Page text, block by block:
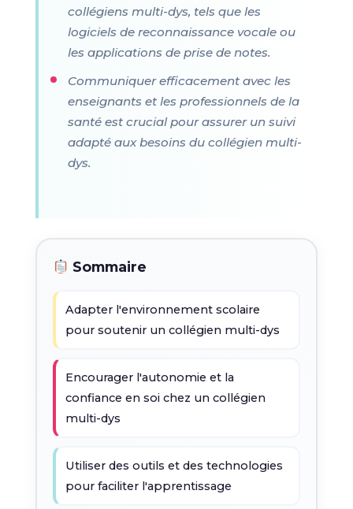
collégiens multi-dys, tels que les
logiciels de reconnaissance vocale ou
les applications de prise de notes.
Communiquer efficacement avec les
enseignants et les professionnels de la
santé est crucial pour assurer un suivi
adapté aux besoins du collégien multi-
dys.
Sommaire
Adapter l'environnement scolaire
pour soutenir un collégien multi-dys
Encourager l'autonomie et la
confiance en soi chez un collégien
multi-dys
Utiliser des outils et des technologies
pour faciliter l'apprentissage